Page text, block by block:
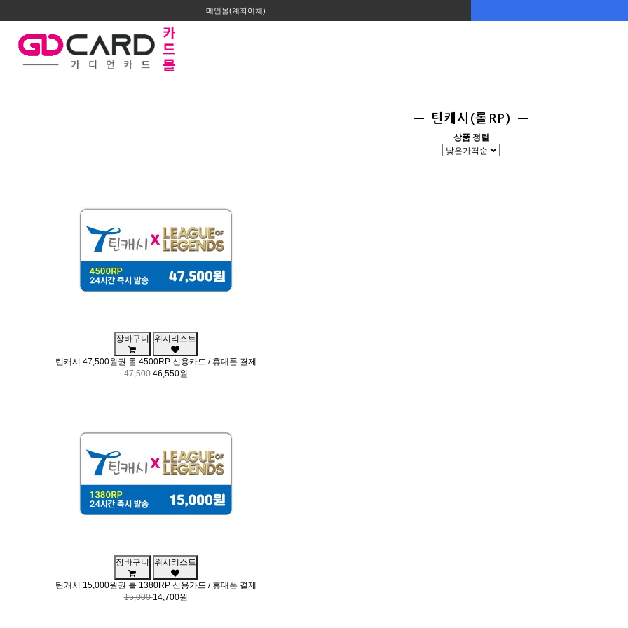
메인몰(계좌이체)
틴캐시(롤RP)
상품 정렬
장바구니 위시리스트
틴캐시 47,500원권 롤 4500RP 신용카드 / 휴대폰 결제
47,50046,550원
장바구니 위시리스트
틴캐시 15,000원권 롤 1380RP 신용카드 / 휴대폰 결제
15,00014,700원